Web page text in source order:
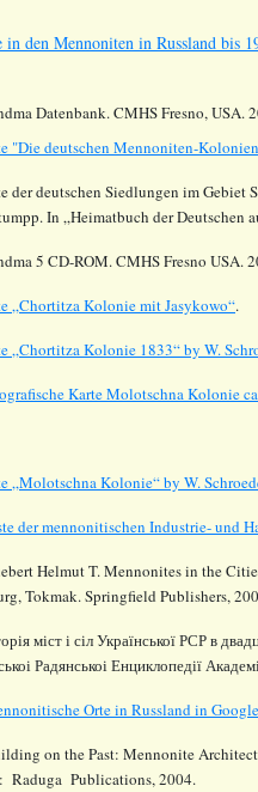
in den Mennoniten in Russland bis
Datenbank. CMHS Fresno, USA.
"Die deutschen Mennoniten-
der deutschen Siedlungen im Gebiet
. In „Heimatbuch der Deutschen
5 CD-ROM. CMHS Fresno USA.
„ChortitzaKolonie mitJasykowo“.
„Chortitza Kolonie 1833“by W.
Karte Molotschna Kolonie
„MolotschnaKolonie“ by W.
der mennonitischen Industrie- und
Helmut T. Mennonites in the
Tokmak. Springfield Publishers,
міст і сіл Української РСР в
Радянськоі Енциклопедії
Orte in Russland in
on the Past: Mennonite
Raduga Publications, 2004.